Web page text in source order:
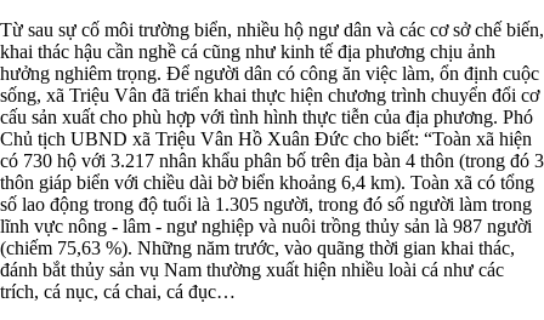
Từ sau sự cố môi trường biển, nhiều hộ ngư dân và các cơ sở chế biến,
khai thác hậu cần nghề cá cũng như kinh tế địa phương chịu ảnh
hưởng nghiêm trọng. Để người dân có công ăn việc làm, ổn định cuộc
sống, xã Triệu Vân đã triển khai thực hiện chương trình chuyển đổi cơ
cấu sản xuất cho phù hợp với tình hình thực tiễn của địa phương. Phó
Chủ tịch UBND xã Triệu Vân Hồ Xuân Đức cho biết: “Toàn xã hiện
có 730 hộ với 3.217 nhân khẩu phân bố trên địa bàn 4 thôn (trong đó 3
thôn giáp biển với chiều dài bờ biển khoảng 6,4 km). Toàn xã có tổng
số lao động trong độ tuổi là 1.305 người, trong đó số người làm trong
lĩnh vực nông - lâm - ngư nghiệp và nuôi trồng thủy sản là 987 người
(chiếm 75,63 %). Những năm trước, vào quãng thời gian khai thác,
đánh bắt thủy sản vụ Nam thường xuất hiện nhiều loài cá như các
trích, cá nục, cá chai, cá đục…